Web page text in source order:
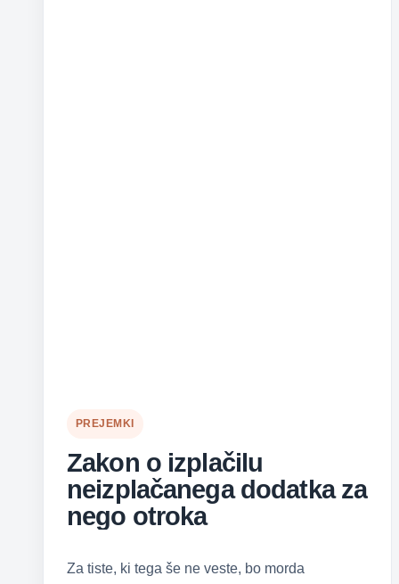
PREJEMKI
Zakon o izplačilu
neizplačanega dodatka za
nego otroka
Za tiste, ki tega še ne veste, bo morda